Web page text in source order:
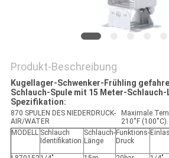
Produkt-Beschreibung
Kugellager-Schwenker-Frühling
Schlauch-Spule mit 15 Meter-Schlauch-
Spezifikation:
870 SPULEN DES NIEDERDRUCK-
AIR/WATER
Maximale
210˚F (100˚C).
MODELL Schlauch
Identifikation.
Schlauch-
Länge
Funktions-
Druck